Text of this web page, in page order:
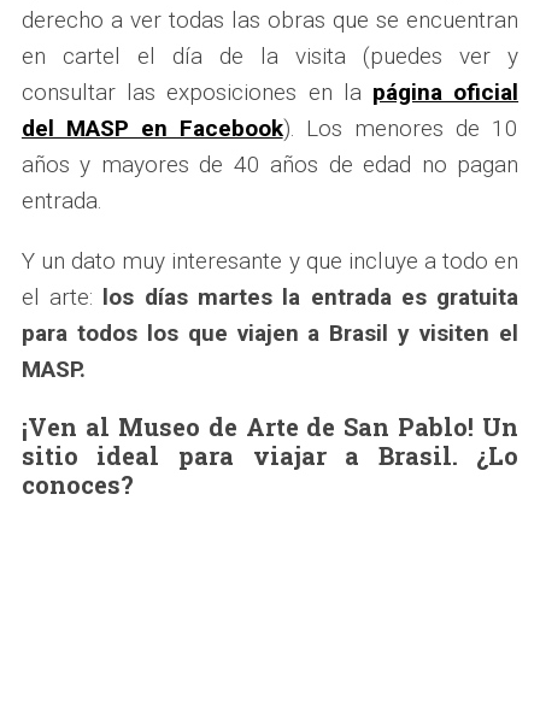
derecho a ver todas las obras que se encuentran
en cartel el día de la visita (puedes ver y
consultar las exposiciones en la página oficial
del MASP en Facebook). Los menores de 10
años y mayores de 40 años de edad no pagan
entrada.
Y un dato muy interesante y que incluye a todo en
el arte: los días martes la entrada es gratuita
para todos los que viajen a Brasil y visiten el
MASP.
¡Ven al Museo de Arte de San Pablo! Un
sitio ideal para viajar a Brasil. ¿Lo
conoces?
S